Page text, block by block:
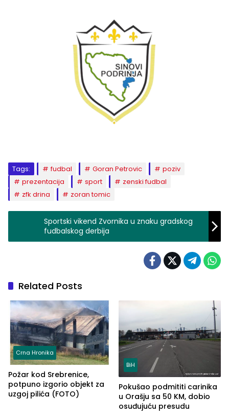
Tags: fudbal Goran Petrovic
poziv
prezentacija
sport
zenski fudbal
zfk drina
zoran tomic
Sportski vikend Zvornika u znaku gradskog
fudbalskog derbija
Related Posts
Crna Hronika
Požar kod Srebrenice,
potpuno izgorio objekt za
uzgoj pilića (FOTO)
BiH
Pokušao podmititi carinika
u Orašju sa 50 KM, dobio
osuđujuću presudu